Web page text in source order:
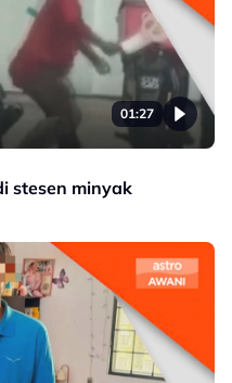
01:27
stesen minyak